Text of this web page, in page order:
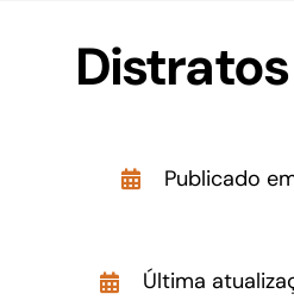
Sustentabilidade
Acesso à Informação
Publicado
Última